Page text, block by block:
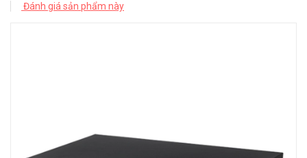
Đánh giá sản phẩm này